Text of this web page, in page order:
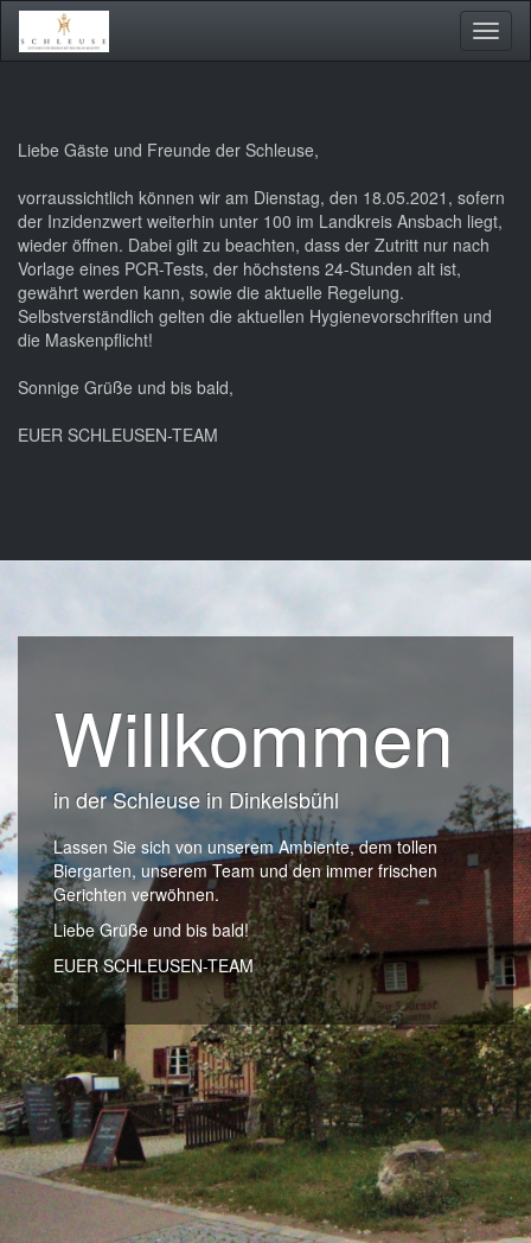
Liebe Gäste und Freunde der Schleuse,
vorraussichtlich können wir am Dienstag, den 18.05.2021, sofern
der Inzidenzwert weiterhin unter 100 im Landkreis Ansbach liegt,
wieder öffnen. Dabei gilt zu beachten, dass der Zutritt nur nach
Vorlage eines PCR-Tests, der höchstens 24-Stunden alt ist,
gewährt werden kann, sowie die aktuelle Regelung.
Selbstverständlich gelten die aktuellen Hygienevorschriften und
die Maskenpflicht!
Sonnige Grüße und bis bald,
EUER SCHLEUSEN-TEAM
Willkommen
in der Schleuse in Dinkelsbühl
Lassen Sie sich von unserem Ambiente, dem tollen
Biergarten, unserem Team und den immer frischen
Gerichten verwöhnen.
Liebe Grüße und bis bald!
EUER SCHLEUSEN-TEAM